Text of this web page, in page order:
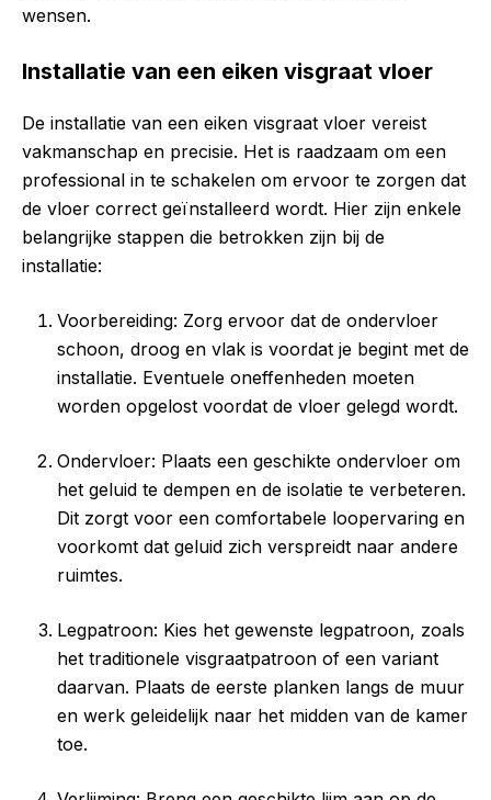
wensen.
Installatie van een eiken visgraat vloer
De installatie van een eiken visgraat vloer vereist
vakmanschap en precisie. Het is raadzaam om een
professional in te schakelen om ervoor te zorgen dat
de vloer correct geïnstalleerd wordt. Hier zijn enkele
belangrijke stappen die betrokken zijn bij de
installatie:
Voorbereiding: Zorg ervoor dat de ondervloer
schoon, droog en vlak is voordat je begint met de
installatie. Eventuele oneffenheden moeten
worden opgelost voordat de vloer gelegd wordt.
Ondervloer: Plaats een geschikte ondervloer om
het geluid te dempen en de isolatie te verbeteren.
Dit zorgt voor een comfortabele loopervaring en
voorkomt dat geluid zich verspreidt naar andere
ruimtes.
Legpatroon: Kies het gewenste legpatroon, zoals
het traditionele visgraatpatroon of een variant
daarvan. Plaats de eerste planken langs de muur
en werk geleidelijk naar het midden van de kamer
toe.